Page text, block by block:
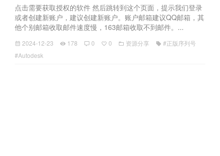
点击需要获取授权的软件 然后跳转到这个页面，提示我们登录
或者创建新账户，建议创建新账户。账户邮箱建议QQ邮箱，其
他个别邮箱收取邮件速度慢，163邮箱收取不到邮件。...
2024-12-23 178 0 0 资源分享
#正版序列号
#Autodesk